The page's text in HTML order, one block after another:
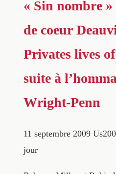
« Sin nombre
de coeur
Privates lives
suite à
Wright-Penn
11 septembre 2009
jour